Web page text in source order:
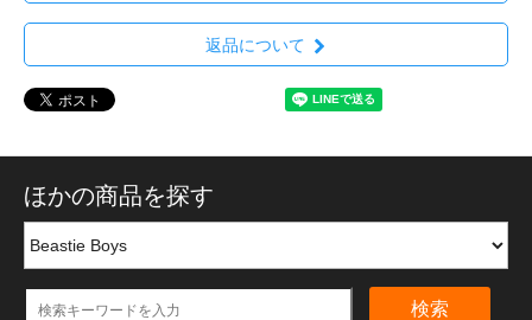
返品について
ほかの商品を探す
検索